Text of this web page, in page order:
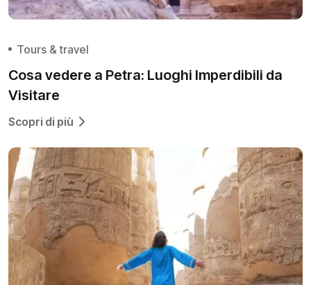
Tours & travel
Cosa vedere a Petra: Luoghi Imperdibili da
Visitare
Scopri di più